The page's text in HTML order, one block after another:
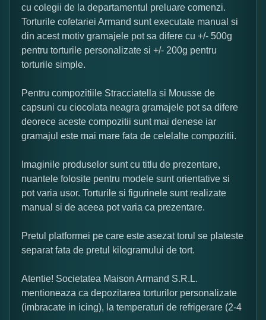
cu colegii de la departamentul preluare comenzi.
Torturile cofetariei Armand sunt executate manual si
din acest motiv gramajele pot sa difere cu +/- 500g
pentru torturile personalizate si +/- 200g pentru
torturile simple.
Pentru compozitiile Stracciatella si Mousse de
capsuni cu ciocolata neagra gramajele pot sa difere
deorece aceste compozitii sunt mai denese iar
gramajul este mai mare fata de celelalte compozitii.
Imaginile produselor sunt cu titlu de prezentare,
nuantele folosite pentru modele sunt orientative si
pot varia usor. Torturile si figurinele sunt realizate
manual si de aceea pot varia ca prezentare.
Pretul platformei pe care este asezat torul se plateste
separat fata de pretul kilogramului de tort.
Atentie! Societatea Maison Armand S.R.L.
mentioneaza ca depozitarea torturilor personalizate
(imbracate in icing), la temperaturi de refrigerare (2-4